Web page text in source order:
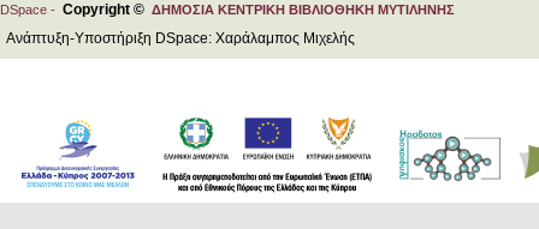
DSpace - Copyright © ΔΗΜΟΣΙΑ ΚΕΝΤΡΙΚΗ ΒΙΒΛΙΟΘΗΚΗ ΜΥΤΙΛΗΝΗΣ
Ανάπτυξη-Υποστήριξη DSpace: Χαράλαμπος Μιχελής